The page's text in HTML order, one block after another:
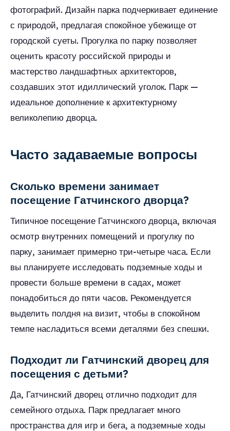
фотографий. Дизайн парка подчеркивает единение
с природой, предлагая спокойное убежище от
городской суеты. Прогулка по парку позволяет
оценить красоту российской природы и
мастерство ландшафтных архитекторов,
создавших этот идиллический уголок. Парк —
идеальное дополнение к архитектурному
великолепию дворца.
Часто задаваемые вопросы
Сколько времени занимает
посещение Гатчинского дворца?
Типичное посещение Гатчинского дворца, включая
осмотр внутренних помещений и прогулку по
парку, занимает примерно три-четыре часа. Если
вы планируете исследовать подземные ходы и
провести больше времени в садах, может
понадобиться до пяти часов. Рекомендуется
выделить полдня на визит, чтобы в спокойном
темпе насладиться всеми деталями без спешки.
Подходит ли Гатчинский дворец для
посещения с детьми?
Да, Гатчинский дворец отлично подходит для
семейного отдыха. Парк предлагает много
пространства для игр и бега, а подземные ходы